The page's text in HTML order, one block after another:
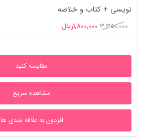
نویسی + کتاب و خلاصه
3,350,000 قیمت
3,350,000ریال
1,800,000ریال
1,800,000ریال
مقایسه کنید
مشاهده سریع
افزدون به علاقه مندی ها